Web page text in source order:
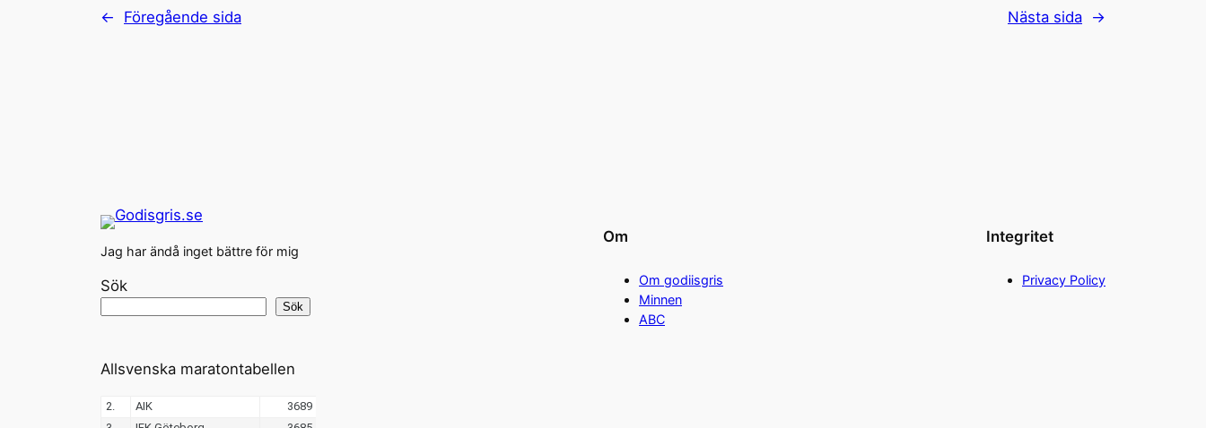
← Föregående sida Nästa sida →
Jag har ändå inget bättre för mig
Sök
Sök
Om
Om godiisgris
Minnen
ABC
Integritet
Privacy Policy
Allsvenska maratontabellen